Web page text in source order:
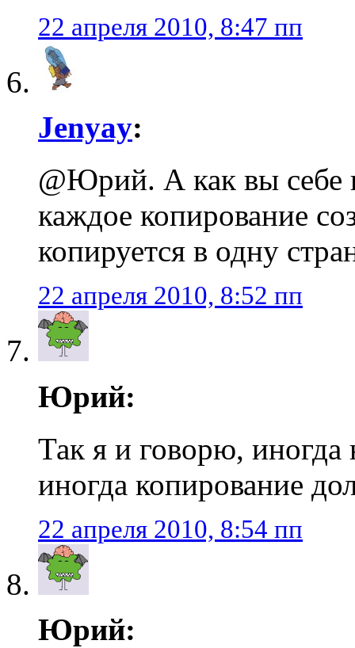
22 апреля 2010, 8:47 пп
Jenyay:
@Юрий. А как вы себе
каждое копирование
копируется в одну
22 апреля 2010, 8:52 пп
Юрий:
Так я и говорю, иногда
иногда копирование
22 апреля 2010, 8:54 пп
Юрий: